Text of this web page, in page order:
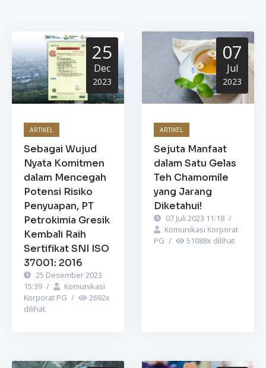
25
Dec
2023
ARTIKEL
Sebagai Wujud
Nyata Komitmen
dalam Mencegah
Potensi Risiko
Penyuapan, PT
Petrokimia Gresik
Kembali Raih
Sertifikat SNI ISO
37001: 2016
25 Desember 2023
15:39 /
Komunikasi
Korporat PG / 2692x
dilihat
07
Jul
2023
ARTIKEL
Sejuta Manfaat
dalam Satu Gelas
Teh Chamomile
yang Jarang
Diketahui!
07 Juli 2023 11:18 /
Komunikasi Korporat
PG / 51088x dilihat